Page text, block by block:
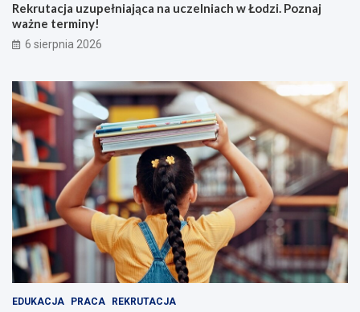
Rekrutacja uzupełniająca na uczelniach w Łodzi. Poznaj
ważne terminy!
6 sierpnia 2026
EDUKACJA PRACA REKRUTACJA